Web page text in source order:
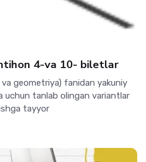
4-va 10- biletlar
geometriya) fanidan yakuniy
tanlab olingan variantlar
tayyor